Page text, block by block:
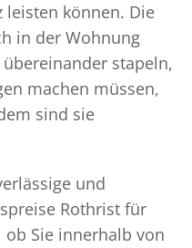
leisten können. Die
in der Wohnung
stapeln,
machen müssen,
sind sie
und
Rothrist für
ob Sie innerhalb von